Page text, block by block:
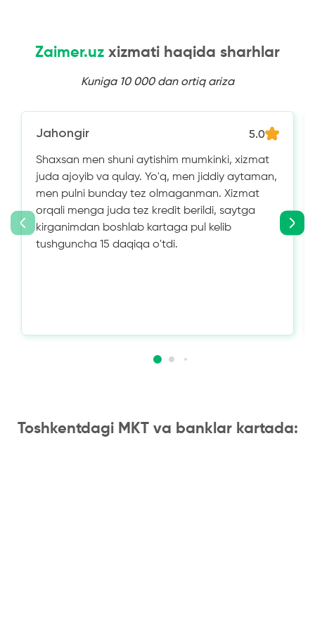
Zaimer.uz xizmati haqida sharhlar
Kuniga 10 000 dan ortiq ariza
Jahongir 5.0
Shaxsan men shuni aytishim mumkinki, xizmat
juda ajoyib va ​​qulay. Yo'q, men jiddiy aytaman,
men pulni bunday tez olmaganman. Xizmat
orqali menga juda tez kredit berildi, saytga
kirganimdan boshlab kartaga pul kelib
tushguncha 15 daqiqa o'tdi.
Toshkentdagi MKT va banklar kartada: